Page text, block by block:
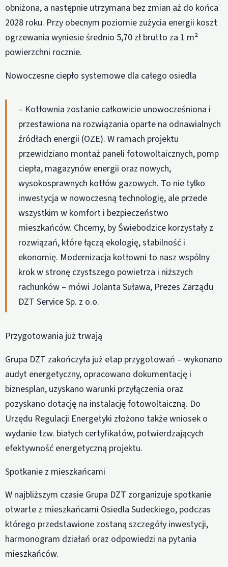
obniżona, a następnie utrzymana bez zmian aż do końca
2028 roku. Przy obecnym poziomie zużycia energii koszt
ogrzewania wyniesie średnio 5,70 zł brutto za 1 m²
powierzchni rocznie.
Nowoczesne ciepło systemowe dla całego osiedla
– Kotłownia zostanie całkowicie unowocześniona i
przestawiona na rozwiązania oparte na odnawialnych
źródłach energii (OZE). W ramach projektu
przewidziano montaż paneli fotowoltaicznych, pomp
ciepła, magazynów energii oraz nowych,
wysokosprawnych kotłów gazowych. To nie tylko
inwestycja w nowoczesną technologię, ale przede
wszystkim w komfort i bezpieczeństwo
mieszkańców. Chcemy, by Świebodzice korzystały z
rozwiązań, które łączą ekologię, stabilność i
ekonomię. Modernizacja kotłowni to nasz wspólny
krok w stronę czystszego powietrza i niższych
rachunków – mówi Jolanta Suława, Prezes Zarządu
DZT Service Sp. z o.o.
Przygotowania już trwają
Grupa DZT zakończyła już etap przygotowań – wykonano
audyt energetyczny, opracowano dokumentację i
biznesplan, uzyskano warunki przyłączenia oraz
pozyskano dotację na instalację fotowoltaiczną. Do
Urzędu Regulacji Energetyki złożono także wniosek o
wydanie tzw. białych certyfikatów, potwierdzających
efektywność energetyczną projektu.
Spotkanie z mieszkańcami
W najbliższym czasie Grupa DZT zorganizuje spotkanie
otwarte z mieszkańcami Osiedla Sudeckiego, podczas
którego przedstawione zostaną szczegóły inwestycji,
harmonogram działań oraz odpowiedzi na pytania
mieszkańców.